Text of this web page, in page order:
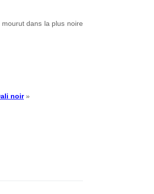
dans la plus noire
noir»